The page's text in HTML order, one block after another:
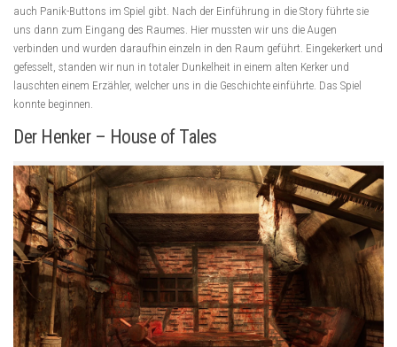
auch Panik-Buttons im Spiel gibt. Nach der Einführung in die Story führte sie
uns dann zum Eingang des Raumes. Hier mussten wir uns die Augen
verbinden und wurden daraufhin einzeln in den Raum geführt. Eingekerkert und
gefesselt, standen wir nun in totaler Dunkelheit in einem alten Kerker und
lauschten einem Erzähler, welcher uns in die Geschichte einführte. Das Spiel
konnte beginnen.
Der Henker – House of Tales